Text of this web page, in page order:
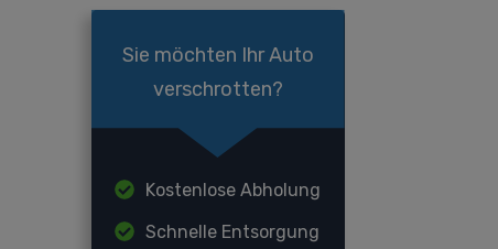
Sie möchten Ihr Auto
verschrotten?
Kostenlose Abholung
Schnelle Entsorgung